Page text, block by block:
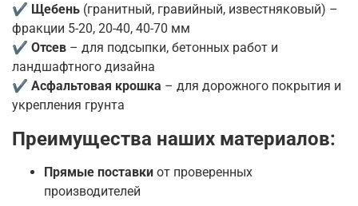
✔ Щебень (гранитный, гравийный, известняковый) –
фракции 5-20, 20-40, 40-70 мм
✔ Отсев – для подсыпки, бетонных работ и
ландшафтного дизайна
✔ Асфальтовая крошка – для дорожного покрытия и
укрепления грунта
Преимущества наших материалов:
Прямые поставки от проверенных
производителей